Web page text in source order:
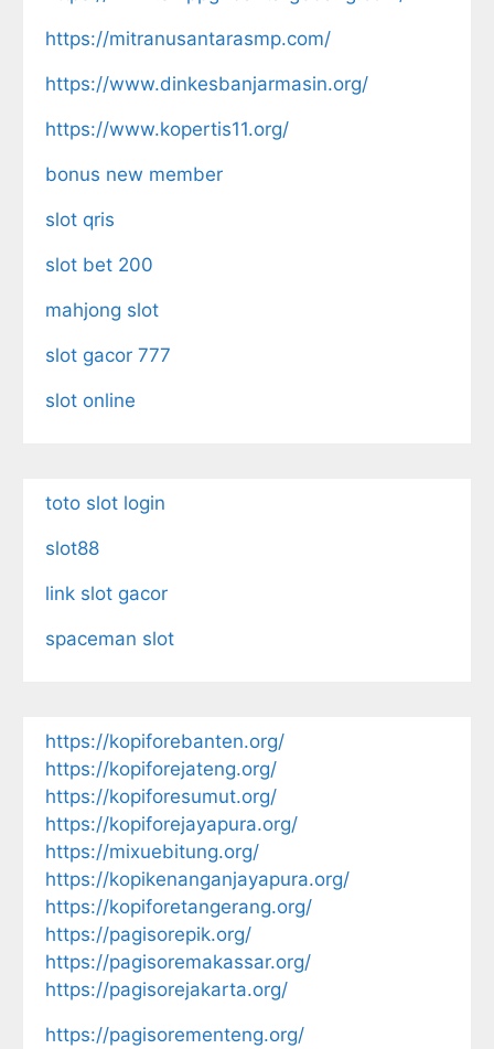
https://mitranusantarasmp.com/
https://www.dinkesbanjarmasin.org/
https://www.kopertis11.org/
bonus new member
slot qris
slot bet 200
mahjong slot
slot gacor 777
slot online
toto slot login
slot88
link slot gacor
spaceman slot
https://kopiforebanten.org/
https://kopiforejateng.org/
https://kopiforesumut.org/
https://kopiforejayapura.org/
https://mixuebitung.org/
https://kopikenanganjayapura.org/
https://kopiforetangerang.org/
https://pagisorepik.org/
https://pagisoremakassar.org/
https://pagisorejakarta.org/
https://pagisorementeng.org/